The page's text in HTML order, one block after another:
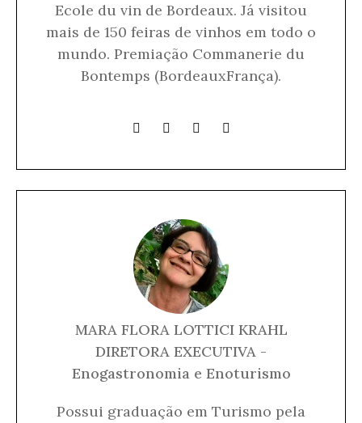
Ecole du vin de Bordeaux. Já visitou
mais de 150 feiras de vinhos em todo o
mundo. Premiação Commanerie du
Bontemps (BordeauxFrança).
MARA FLORA LOTTICI KRAHL
DIRETORA EXECUTIVA -
Enogastronomia e Enoturismo
Possui graduação em Turismo pela